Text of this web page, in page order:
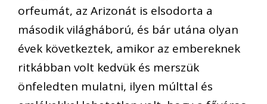
orfeumát, az Arizonát is elsodorta a
második világháború, és bár utána olyan
évek következtek, amikor az embereknek
ritkábban volt kedvük és merszük
önfeledten mulatni, ilyen múlttal és